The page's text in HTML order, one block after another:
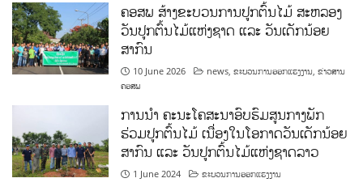
ຄອສພ ສ້າງຂະບວນການປູກຕົ້ນໄມ້ ສະຫລອງ
ວັນປູກຕົ້ນໄມ້ແຫ່ງຊາດ ແລະ ວັນເດັກນ້ອຍ
ສາກົນ
10 June 2026 news ,ຂະບວນການອອກແຮງງານ ,ຂ່າວສານ
ຄອສພ
ການນໍາ ຄະນະໂຄສະນາອົບຮົມສູນກາງພັກ
ຮ່ວມປູກຕົ້ນໄມ້ ເນື່ອງໃນໂອກາດວັນເດັກນ້ອຍ
ສາກົນ ແລະ ວັນປູກຕົ້ນໄມ້ແຫ່ງຊາດລາວ
1 June 2024 ຂະບວນການອອກແຮງງານ